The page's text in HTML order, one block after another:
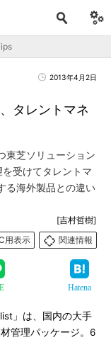
2013年4月2日
タレントマネ
東芝ソリューション
受けてタレントマ
る海外製品との違い
[吉村哲樹]
用表示
関連情報
Hatena
」は、国内の大手
管理パッケージ。6